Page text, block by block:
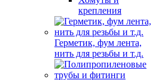
крепления
Герметик, фум лента,
нить для резьбы и т.д.